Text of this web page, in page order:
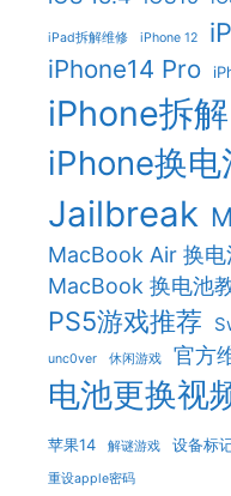
iPad拆解维修 iPhone 12
iPhone14 Pro
iPhone拆解
iPhone换电
Jailbreak
MacBook Air 换电
MacBook 换电池
PS5游戏推荐
unc0ver 休闲游戏 官方
电池更换视
苹果14 解谜游戏 设备标
重设apple密码